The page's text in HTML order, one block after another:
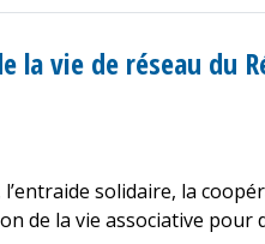
la vie de réseau du
solidaire, la
de la vie associative